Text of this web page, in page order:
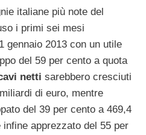
italiane più note del
i primi sei mesi
gennaio 2013 con un utile
del 59 per cento a quota
netti sarebbero cresciuti
di euro, mentre
del 39 per cento a 469,4
infine apprezzato del 55 per